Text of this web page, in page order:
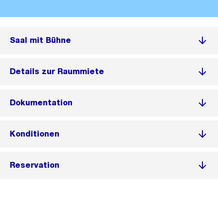
Saal mit Bühne
Details zur Raummiete
Dokumentation
Konditionen
Reservation